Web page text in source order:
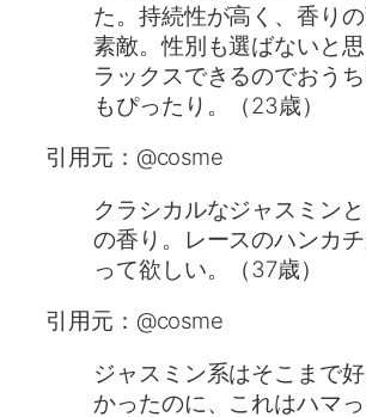
た。持続性が高く、香り
素敵。性別も選ばないと思
ラックスできるのでおう
もぴったり。（23歳）
引用元：@cosme
クラシカルなジャスミン
の香り。レースのハンカ
って欲しい。（37歳）
引用元：@cosme
ジャスミン系はそこまで
かったのに、これはハマ